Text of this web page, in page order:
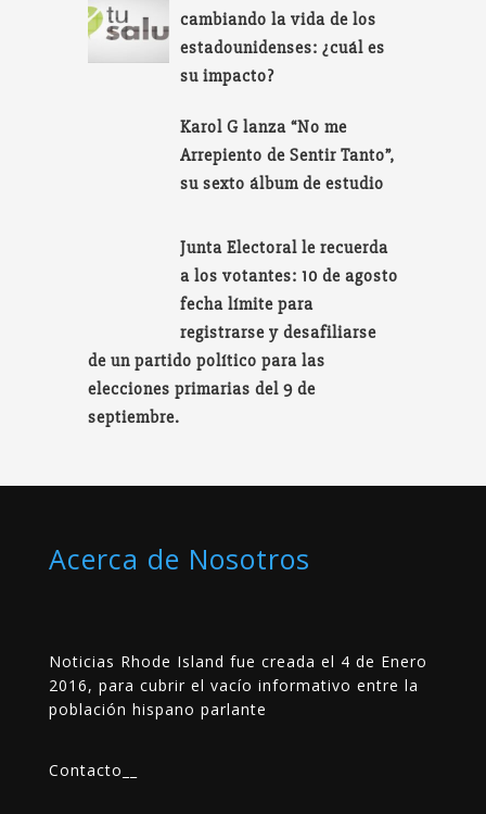
cambiando la vida de los
estadounidenses: ¿cuál es
su impacto?
Karol G lanza “No me
Arrepiento de Sentir Tanto”,
su sexto álbum de estudio
Junta Electoral le recuerda
a los votantes: 10 de agosto
fecha límite para
registrarse y desafiliarse
de un partido político para las
elecciones primarias del 9 de
septiembre.
Acerca de Nosotros
Noticias Rhode Island fue creada el 4 de Enero
2016, para cubrir el vacío informativo entre la
población hispano parlante
Contacto